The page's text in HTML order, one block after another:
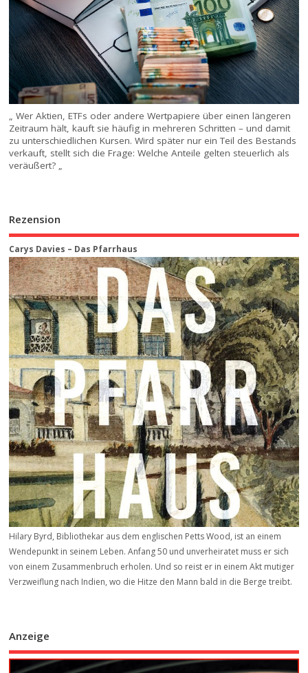
„ Wer Aktien, ETFs oder andere Wertpapiere über einen längeren
Zeitraum hält, kauft sie häufig in mehreren Schritten – und damit
zu unterschiedlichen Kursen. Wird später nur ein Teil des Bestands
verkauft, stellt sich die Frage: Welche Anteile gelten steuerlich als
veräußert? „
Rezension
Carys Davies – Das Pfarrhaus
Hilary Byrd, Bibliothekar aus dem englischen Petts Wood, ist an einem
Wendepunkt in seinem Leben. Anfang 50 und unverheiratet muss er sich
von einem Zusammenbruch erholen. Und so reist er in einem Akt mutiger
Verzweiflung nach Indien, wo die Hitze den Mann bald in die Berge treibt.
Anzeige